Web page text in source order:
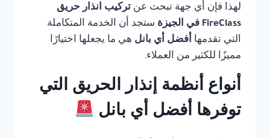
لهذا فإن أي جهة تبحث عن تركيب انذار حريق
FireClass في الجيزة
ستجد أن الخدمة المتكاملة
التي تقدمها أفضل أي بانل هي ما يجعلها اختيارًا
مميزًا للكثير من العملاء.
أنواع أنظمة إنذار الحريق التي
توفرها أفضل أي بانل